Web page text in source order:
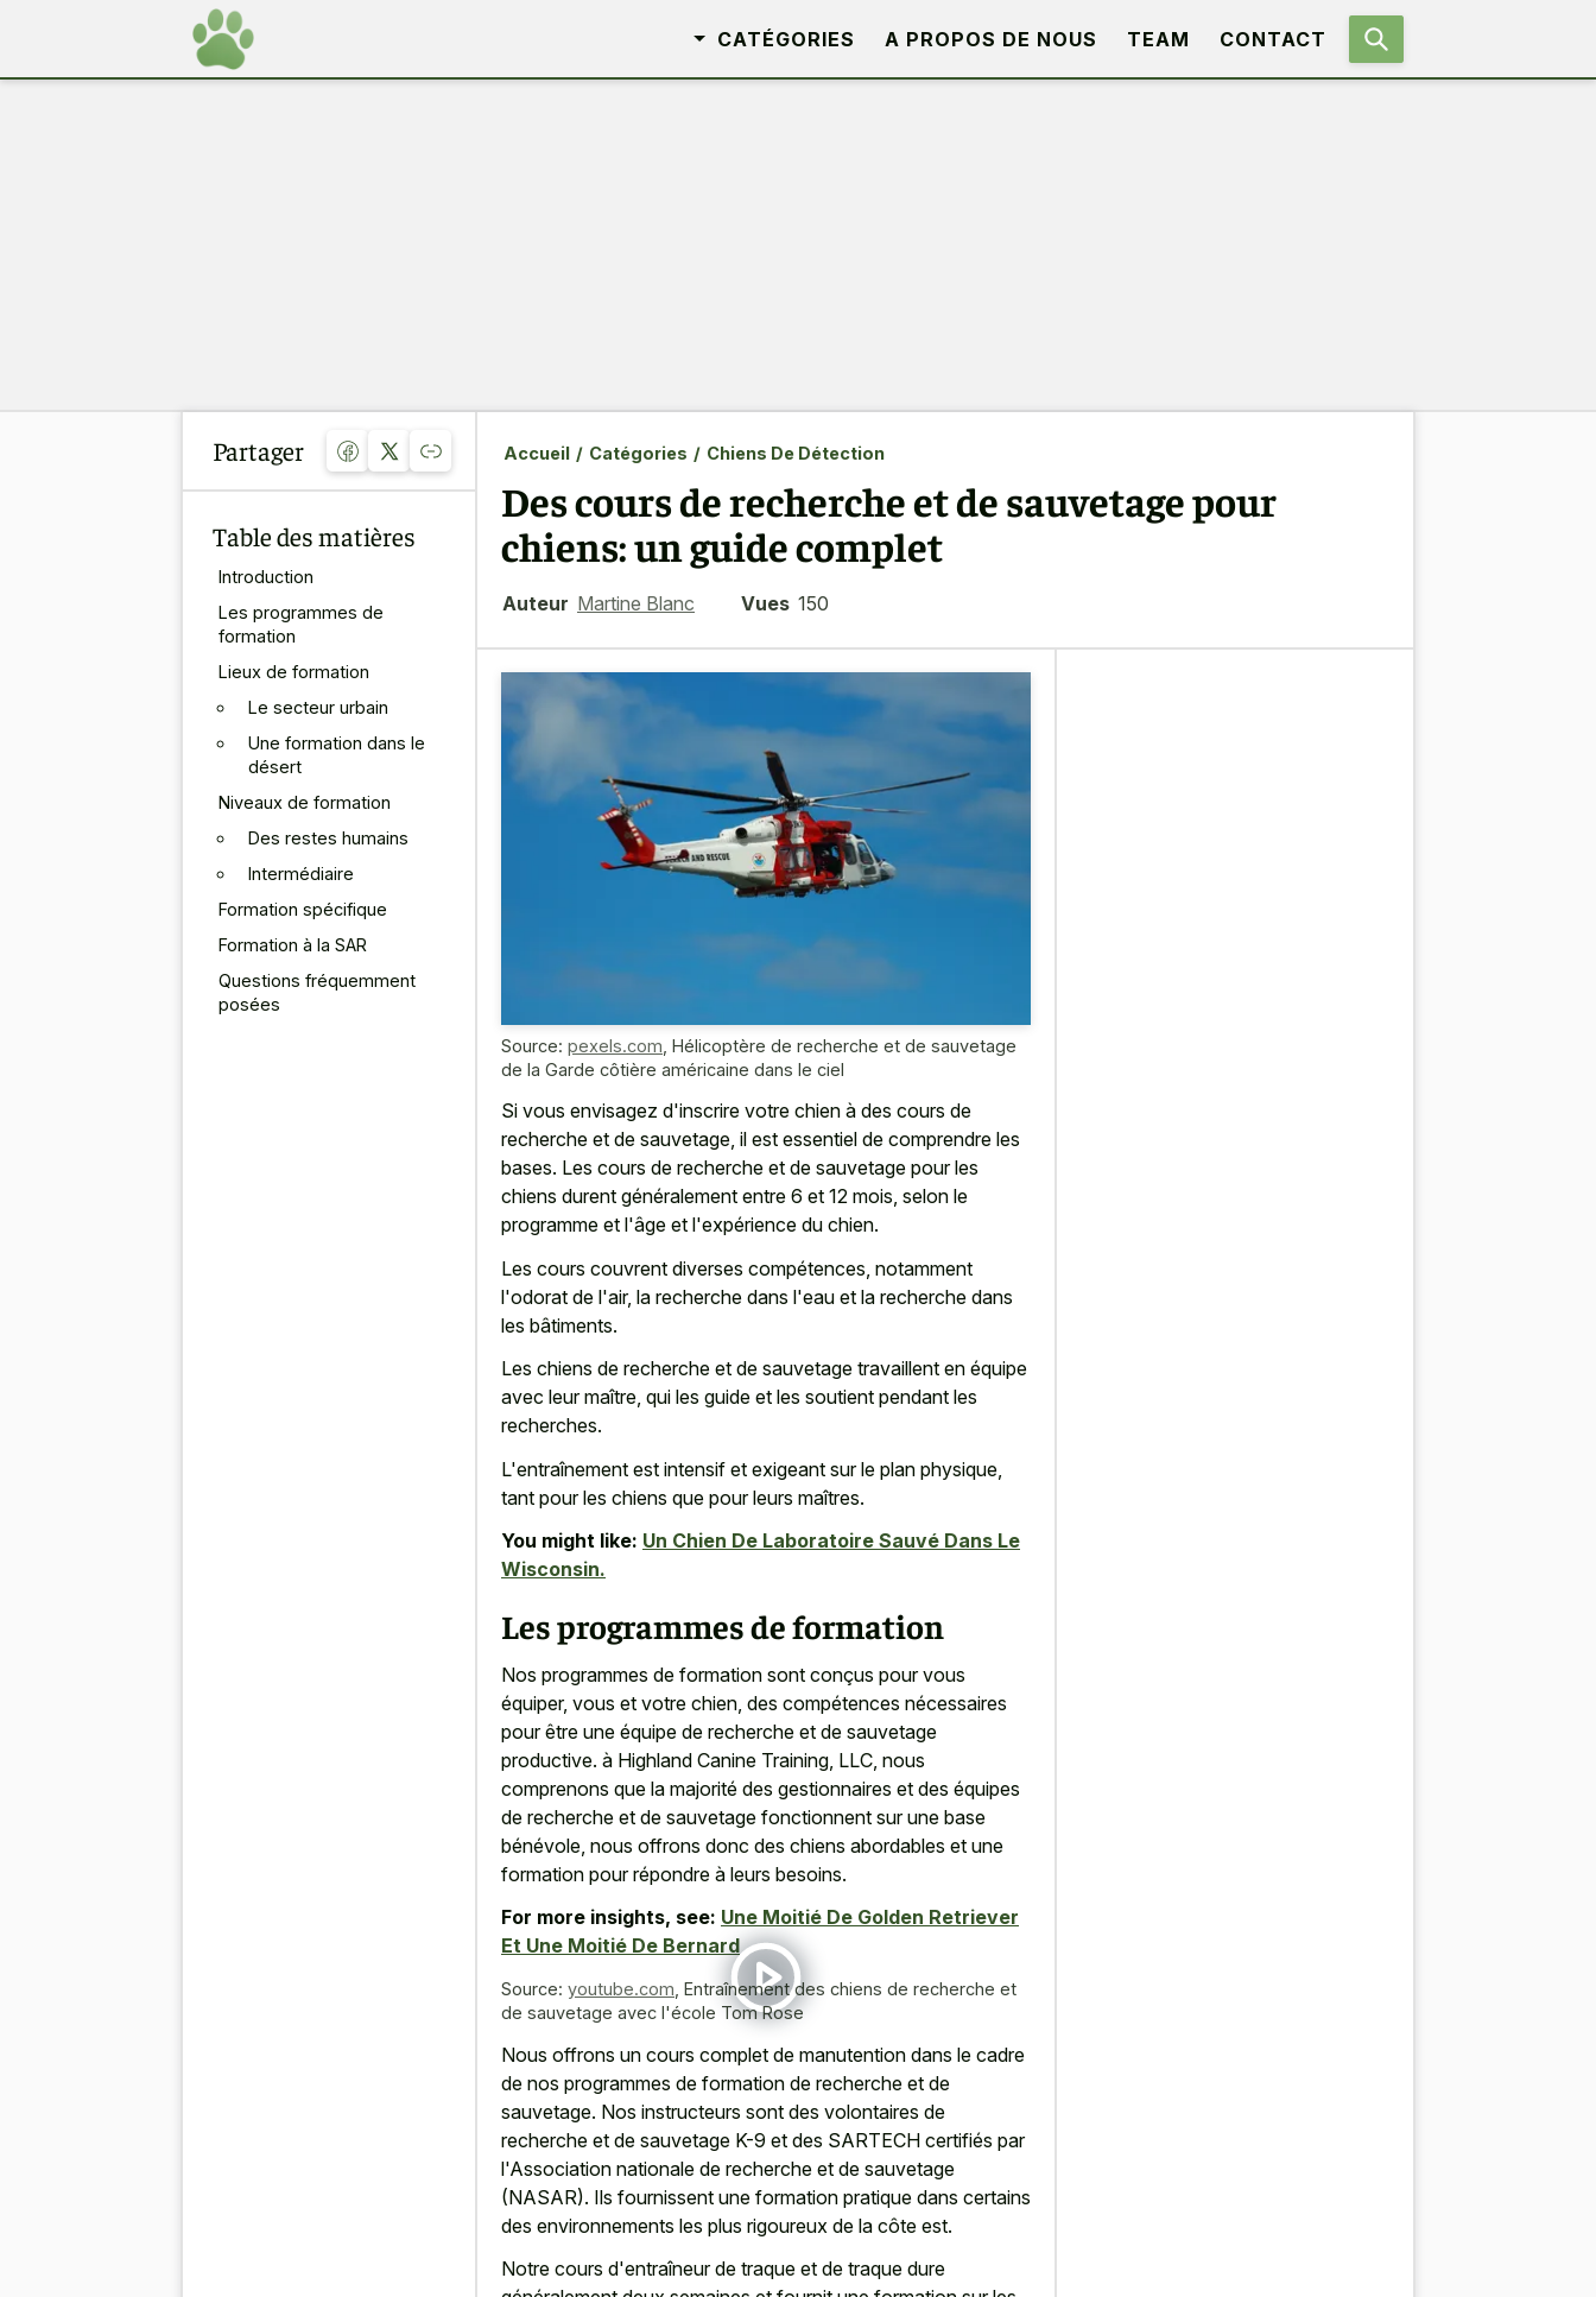
CATÉGORIES A PROPOS DE NOUS TEAM CONTACT
Partager
Table des matières
Introduction
Les programmes de
formation
Lieux de formation
Le secteur urbain
Une formation dans le
désert
Niveaux de formation
Des restes humains
Intermédiaire
Formation spécifique
Formation à la SAR
Questions fréquemment
posées
Accueil / Catégories / Chiens De Détection
Des cours de recherche et de sauvetage pour
chiens: un guide complet
Auteur Martine Blanc Vues 150
Source: pexels.com Hélicoptère de recherche et de sauvetage
de la Garde côtière américaine dans le ciel
Si vous envisagez d'inscrire votre chien à des cours de
recherche et de sauvetage, il est essentiel de comprendre les
bases. Les cours de recherche et de sauvetage pour les
chiens durent généralement entre 6 et 12 mois, selon le
programme et l'âge et l'expérience du chien.
Les cours couvrent diverses compétences, notamment
l'odorat de l'air, la recherche dans l'eau et la recherche dans
les bâtiments.
Les chiens de recherche et de sauvetage travaillent en équipe
avec leur maître, qui les guide et les soutient pendant les
recherches.
L'entraînement est intensif et exigeant sur le plan physique,
tant pour les chiens que pour leurs maîtres.
You might like: Un Chien De Laboratoire Sauvé Dans Le
Wisconsin.
Les programmes de formation
Nos programmes de formation sont conçus pour vous
équiper, vous et votre chien, des compétences nécessaires
pour être une équipe de recherche et de sauvetage
productive. à Highland Canine Training, LLC, nous
comprenons que la majorité des gestionnaires et des équipes
de recherche et de sauvetage fonctionnent sur une base
bénévole, nous offrons donc des chiens abordables et une
formation pour répondre à leurs besoins.
For more insights, see: Une Moitié De Golden Retriever
Et Une Moitié De Bernard
Source: youtube.com Entraînement des chiens de recherche et
de sauvetage avec l'école Tom Rose
Nous offrons un cours complet de manutention dans le cadre
de nos programmes de formation de recherche et de
sauvetage. Nos instructeurs sont des volontaires de
recherche et de sauvetage K-9 et des SARTECH certifiés par
l'Association nationale de recherche et de sauvetage
(NASAR). Ils fournissent une formation pratique dans certains
des environnements les plus rigoureux de la côte est.
Notre cours d'entraîneur de traque et de traque dure